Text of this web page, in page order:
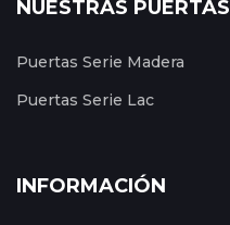
NUESTRAS PUERTAS
Puertas Serie Madera
Puertas Serie Lac
INFORMACIÓN